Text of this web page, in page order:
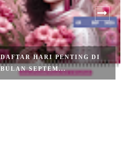
DAFTAR HARI PENTING DI
BULAN SEPTEM...